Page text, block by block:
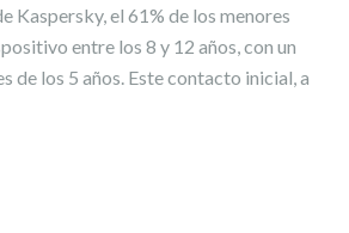
Kaspersky, el 61% de los menores
entre los 8 y 12 años, con un
de los 5 años. Este contacto inicial, a